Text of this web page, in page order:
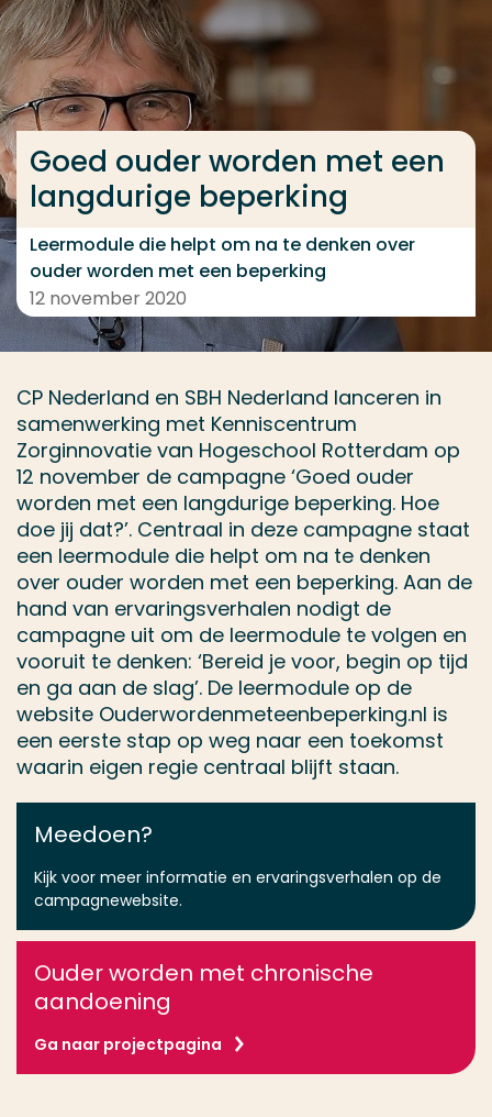
Ga direct naar de content
... > Goed ouder worden met een langdurige
Goed ouder worden met een
langdurige beperking
Leermodule die helpt om na te denken over
ouder worden met een beperking
12 november 2020
CP Nederland en SBH Nederland lanceren in
samenwerking met Kenniscentrum
Zorginnovatie van Hogeschool Rotterdam op
12 november de campagne ‘Goed ouder
worden met een langdurige beperking. Hoe
doe jij dat?’. Centraal in deze campagne staat
een leermodule die helpt om na te denken
over ouder worden met een beperking. Aan de
hand van ervaringsverhalen nodigt de
campagne uit om de leermodule te volgen en
vooruit te denken: ‘Bereid je voor, begin op tijd
en ga aan de slag’. De leermodule op de
website Ouderwordenmeteenbeperking.nl is
een eerste stap op weg naar een toekomst
waarin eigen regie centraal blijft staan.
Meedoen?
Kijk voor meer informatie en ervaringsverhalen op de
campagnewebsite.
Ouder worden met chronische
aandoening
Ga naar projectpagina
Veel gezocht
Opleiding
Contact